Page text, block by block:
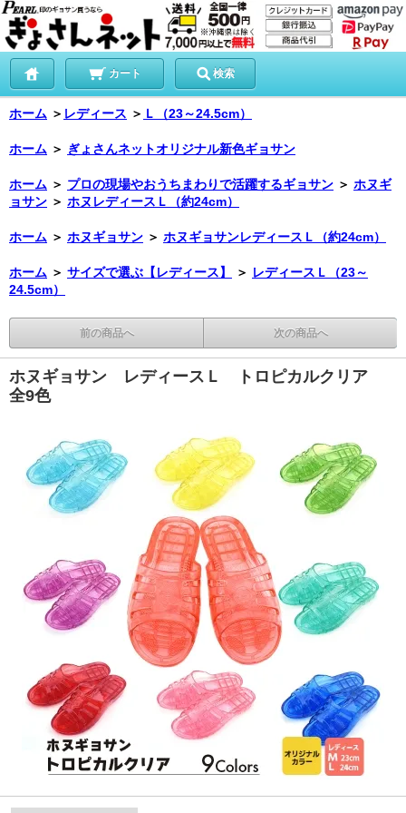
カート 検索
ホーム ＞ レディース ＞ Ｌ（23～24.5cm）
ホーム ＞ ぎょさんネットオリジナル新色ギョサン
ホーム ＞ プロの現場やおうちまわりで活躍するギョサン ＞ ホヌギ
ョサン ＞ ホヌレディースＬ（約24cm）
ホーム ＞ ホヌギョサン ＞ ホヌギョサンレディースＬ（約24cm）
ホーム ＞ サイズで選ぶ【レディース】 ＞ レディースＬ（23～
24.5cm）
前の商品へ 次の商品へ
ホヌギョサン レディースＬ トロピカルクリア
全9色